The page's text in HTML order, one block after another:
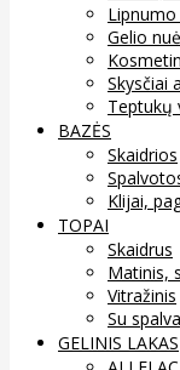
Lipnumo
Gelio
Skysčiai
Teptukų
BAZĖS
Skaidrios
Klijai,
TOPAI
Skaidrus
Matinis,
Vitražinis
Su
GELINIS LAKAS